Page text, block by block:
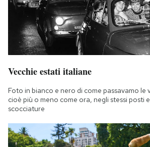
Vecchie estati italiane
Foto in bianco e nero di come passavamo le
cioè più o meno come ora, negli stessi posti
scocciature